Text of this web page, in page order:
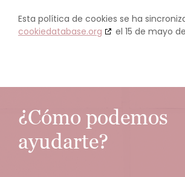
Esta política de cookies se ha
cookiedatabase.org
el 15 de mayo
¿Cómo podemos
ayudarte?